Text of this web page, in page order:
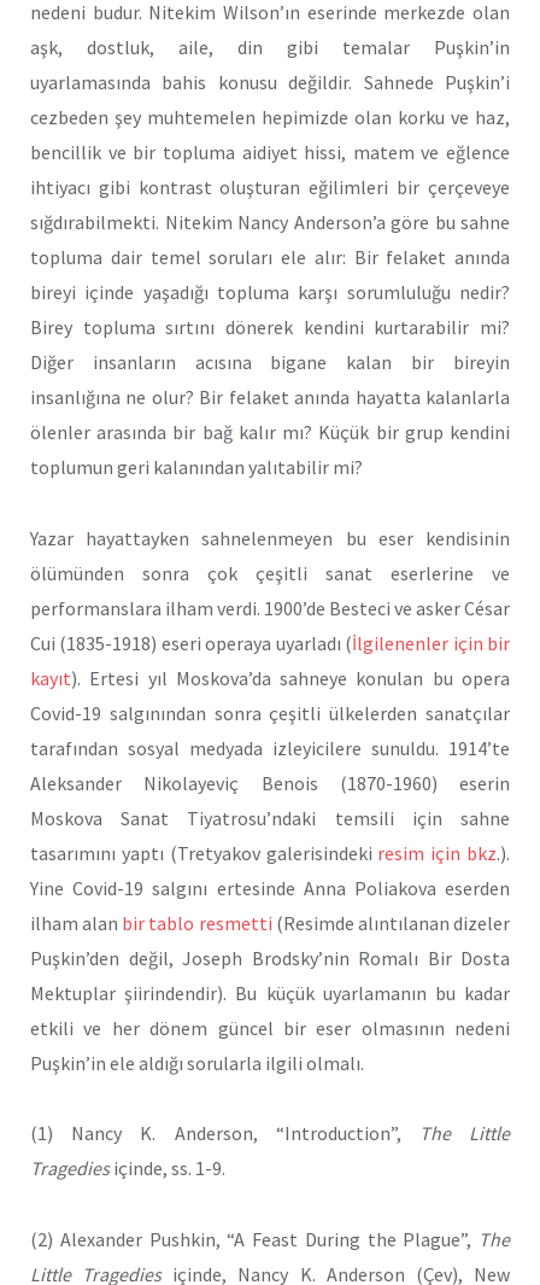
nedeni budur. Nitekim Wilson’ın eserinde merkezde olan
aşk, dostluk, aile, din gibi temalar Puşkin’in
uyarlamasında bahis konusu değildir. Sahnede Puşkin’i
cezbeden şey muhtemelen hepimizde olan korku ve haz,
bencillik ve bir topluma aidiyet hissi, matem ve eğlence
ihtiyacı gibi kontrast oluşturan eğilimleri bir çerçeveye
sığdırabilmekti. Nitekim Nancy Anderson’a göre bu sahne
topluma dair temel soruları ele alır: Bir felaket anında
bireyi içinde yaşadığı topluma karşı sorumluluğu nedir?
Birey topluma sırtını dönerek kendini kurtarabilir mi?
Diğer insanların acısına bigane kalan bir bireyin
insanlığına ne olur? Bir felaket anında hayatta kalanlarla
ölenler arasında bir bağ kalır mı? Küçük bir grup kendini
toplumun geri kalanından yalıtabilir mi?
Yazar hayattayken sahnelenmeyen bu eser kendisinin
ölümünden sonra çok çeşitli sanat eserlerine ve
performanslara ilham verdi. 1900’de Besteci ve asker César
Cui (1835-1918) eseri operaya uyarladı (İlgilenenler için bir
kayıt). Ertesi yıl Moskova’da sahneye konulan bu opera
Covid-19 salgınından sonra çeşitli ülkelerden sanatçılar
tarafından sosyal medyada izleyicilere sunuldu. 1914’te
Aleksander Nikolayeviç Benois (1870-1960) eserin
Moskova Sanat Tiyatrosu’ndaki temsili için sahne
tasarımını yaptı (Tretyakov galerisindeki resim için bkz.).
Yine Covid-19 salgını ertesinde Anna Poliakova eserden
ilham alan bir tablo resmetti (Resimde alıntılanan dizeler
Puşkin’den değil, Joseph Brodsky’nin Romalı Bir Dosta
Mektuplar şiirindendir). Bu küçük uyarlamanın bu kadar
etkili ve her dönem güncel bir eser olmasının nedeni
Puşkin’in ele aldığı sorularla ilgili olmalı.
(1) Nancy K. Anderson, “Introduction”,
The Little
Tragediesiçinde, ss. 1-9.
(2) Alexander Pushkin, “A Feast During the Plague”, The
Little Tragediesiçinde, Nancy K. Anderson (Çev), New